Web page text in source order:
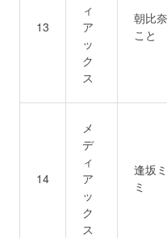
13
ィ
ア
ッ
ク
ス
朝比
こと
14
メ
デ
ィ
ア
ッ
ク
ス
逢坂
ミ